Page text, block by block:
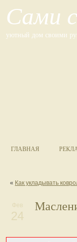
Сами
уютный дом своими
ГЛАВНАЯ
« Как укладывать
Фев
24